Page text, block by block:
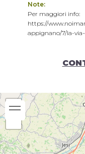
Note:
Per maggiori info:
https://
appignano/7/la-